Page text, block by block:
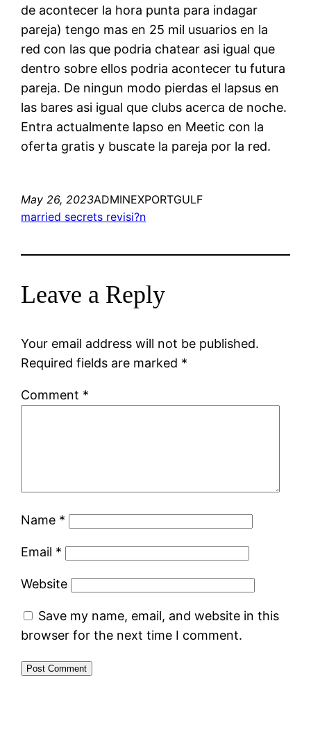
de acontecer la hora punta para indagar
pareja) tengo mas en 25 mil usuarios en la
red con las que podria chatear asi igual que
dentro sobre ellos podria acontecer tu futura
pareja. De ningun modo pierdas el lapsus en
las bares asi igual que clubs acerca de noche.
Entra actualmente lapso en Meetic con la
oferta gratis y buscate la pareja por la red.
May 26, 2023ADMINEXPORTGULF
married secrets revisi?n
Leave a Reply
Your email address will not be published.
Required fields are marked *
Comment *
Name *
Email *
Website
Save my name, email, and website in this
browser for the next time I comment.